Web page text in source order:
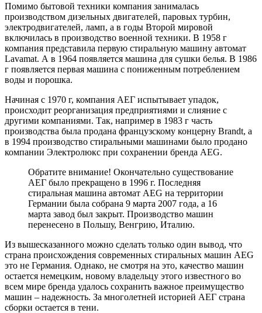
Помимо бытовой техники компания занималась
производством дизельных двигателей, паровых турбин,
электродвигателей, ламп, а в годы Второй мировой
включилась в производство военной техники. В 1958 г
компания представила первую стиральную машину автомат
Lavamat. А в 1964 появляется машина для сушки белья. В 1986
г появляется первая машина с пониженным потреблением
воды и порошка.
Начиная с 1970 г, компания АЕГ испытывает упадок,
происходит реорганизация предприятиями и слияние с
другими компаниями. Так, например в 1983 г часть
производства была продана французскому концерну Brandt, а
в 1994 производство стиральными машинами было продано
компании Электролюкс при сохранении бренда AEG.
Обратите внимание! Окончательно существование
АЕГ было прекращено в 1996 г. Последняя
стиральная машина автомат AEG на территории
Германии была собрана 9 марта 2007 года, а 16
марта завод был закрыт. Производство машин
перенесено в Польшу, Венгрию, Италию.
Из вышесказанного можно сделать только один вывод, что
страна происхождения современных стиральных машин AEG
это не Германия. Однако, не смотря на это, качество машин
остается немецким, новому владельцу этого известного во
всем мире бренда удалось сохранить важное преимущество
машин – надежность. За многолетней историей АЕГ страна
сборки остается в тени.